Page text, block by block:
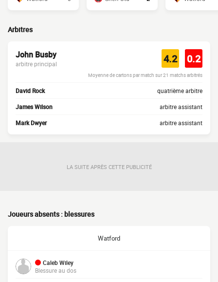
Arbitres
John Busby
arbitre principal 4.2 0.2
Moyenne de cartons par match sur 21 matchs arbitrés
David Rock quatrième arbitre
James Wilson arbitre assistant
Mark Dwyer arbitre assistant
LA SUITE APRÈS CETTE PUBLICITÉ
Joueurs absents : blessures
Watford
Caleb Wiley
Blessure au dos